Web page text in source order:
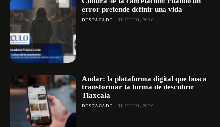
error pretende definir una vida
DESTACADO 31 JULIO, 2026
Andar: la plataforma digital que busca
transformar la forma de descubrir
Tlaxcala
DESTACADO 31 JULIO, 2026